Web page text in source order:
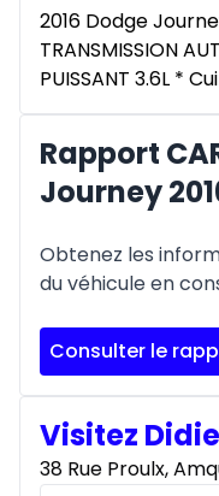
2016 Dodge
TRANSMISSION
PUISSANT 3.6L *
Rapport
Journey
Obtenez les
du véhicule en
Consulter le
Visitez
38 Rue Proulx,